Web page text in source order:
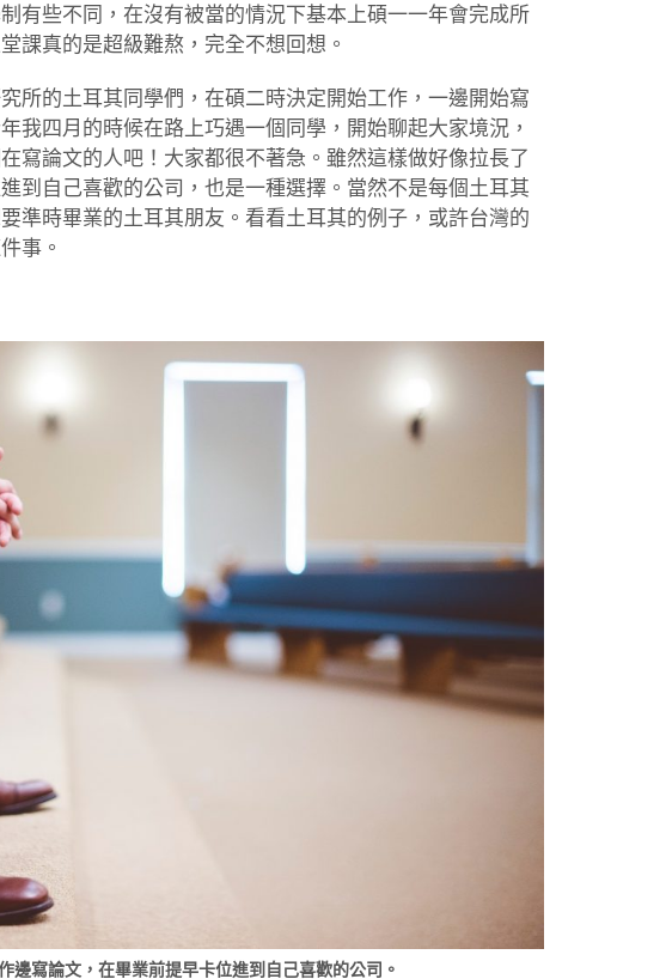
有些不同，在沒有被當的情況下基本上碩一一年會完成所
課真的是超級難熬，完全不想回想。
所的土耳其同學們，在碩二時決定開始工作，一邊開始寫
我四月的時候在路上巧遇一個同學，開始聊起大家境況，
寫論文的人吧！大家都很不著急。雖然這樣做好像拉長了
到自己喜歡的公司，也是一種選擇。當然不是每個土耳其
準時畢業的土耳其朋友。看看土耳其的例子，或許台灣的
事。
邊寫論文，在畢業前提早卡位進到自己喜歡的公司。